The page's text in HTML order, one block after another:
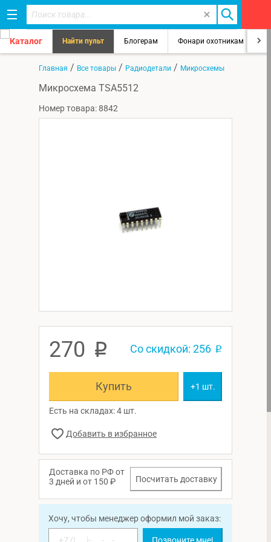
Каталог Найти пульт Блогерам Фонари охотникам
Главная / Все товары / Радиодетали / Микросхемы
Микросхема TSA5512
Номер товара: 8842
270 p Со скидкой: 256 p
Купить +1 шт.
Есть на складах: 4 шт.
Доставка по РФ от
3 дней и от 150 ₽
Посчитать доставку
Хочу, чтобы менеджер оформил мой заказ:
Позвоните мне!